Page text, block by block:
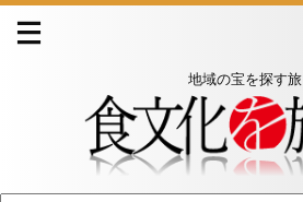
地域の宝を探す旅